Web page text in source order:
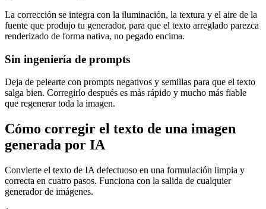
La corrección se integra con la iluminación, la textura y el aire de la
fuente que produjo tu generador, para que el texto arreglado parezca
renderizado de forma nativa, no pegado encima.
Sin ingeniería de prompts
Deja de pelearte con prompts negativos y semillas para que el texto
salga bien. Corregirlo después es más rápido y mucho más fiable
que regenerar toda la imagen.
Cómo corregir el texto de una imagen
generada por IA
Convierte el texto de IA defectuoso en una formulación limpia y
correcta en cuatro pasos. Funciona con la salida de cualquier
generador de imágenes.